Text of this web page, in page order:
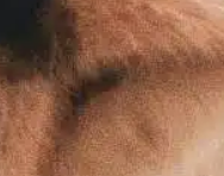
, perras,